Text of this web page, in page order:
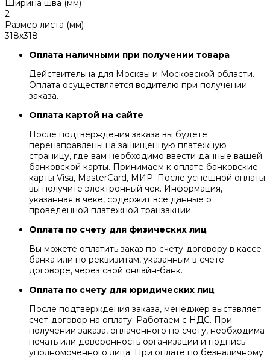
Ширина шва (мм)
2
Размер листа (мм)
318x318
Оплата наличными при получении товара
Действительна для Москвы и Московской области.
Оплата осуществляется водителю при получении
заказа.
Оплата картой на сайте
После подтверждения заказа вы будете
перенаправлены на защищенную платежную
страницу, где вам необходимо ввести данные вашей
банковской карты. Принимаем к оплате банковские
карты Visa, MasterCard, МИР. После успешной оплаты
вы получите электронный чек. Информация,
указанная в чеке, содержит все данные о
проведенной платежной транзакции.
Оплата по счету для физических лиц
Вы можете оплатить заказ по счету-договору в кассе
банка или по реквизитам, указанным в счете-
договоре, через свой онлайн-банк.
Оплата по счету для юридических лиц
После подтверждения заказа, менеджер выставляет
счет-договор на оплату. Работаем с НДС. При
получении заказа, оплаченного по счету, необходима
печать или доверенность организации и подпись
уполномоченного лица. При оплате по безналичному